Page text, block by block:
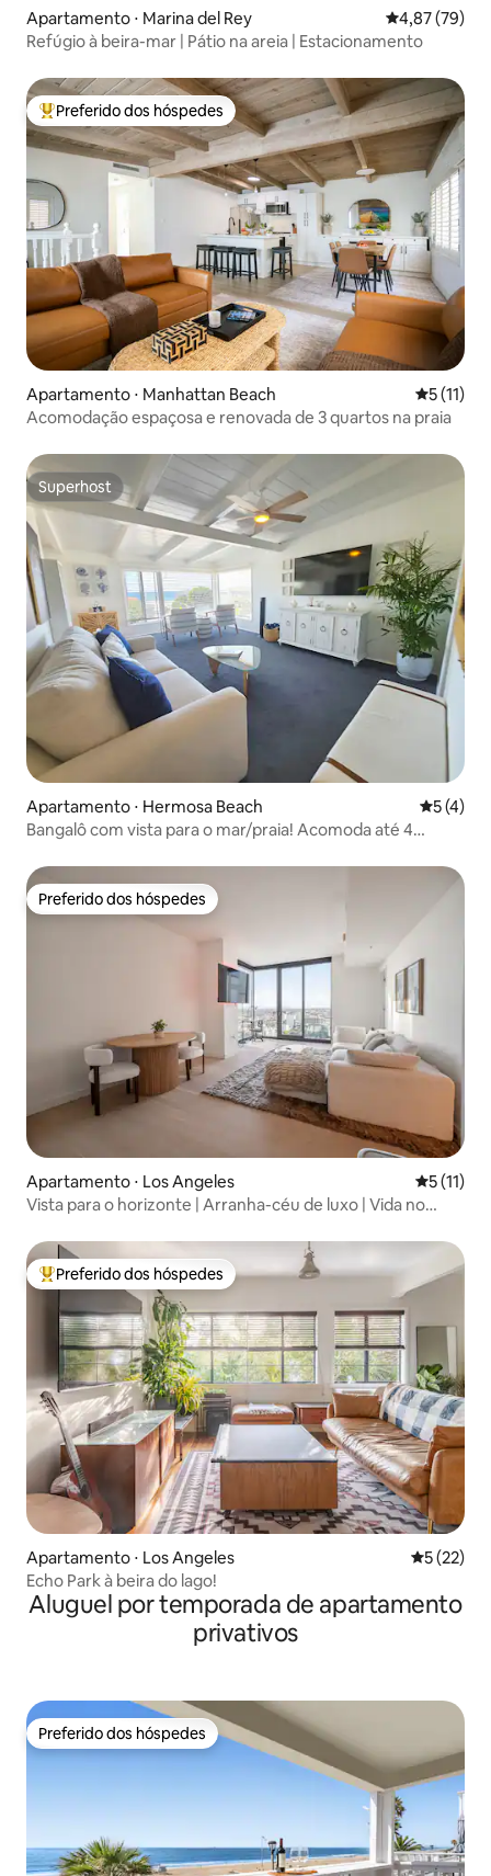
Apartamento ⋅ Marina del Rey 4,87 de uma
4,87 (79)
Refúgio à beira-mar | Pátio na areia | Estacionamento
Entre os melhores preferidos dos hóspedes
Preferido dos hóspedes
Apartamento ⋅ Manhattan Beach 5 de uma
5 (11)
Acomodação espaçosa e renovada de 3 quartos na praia
Superhost
Superhost
Apartamento ⋅ Hermosa Beach 5 de
5 (4)
Bangalô com vista para o mar/praia! Acomoda até 4
Preferido dos hóspedes
Preferido dos hóspedes
Apartamento ⋅ Los Angeles 5 de uma
5 (11)
Vista para o horizonte | Arranha-céu de luxo | Vida no
Entre os melhores preferidos dos hóspedes
Preferido dos hóspedes
Apartamento ⋅ Los Angeles 5 de uma
5 (22)
Echo Park à beira do lago!
Aluguel por temporada de apartamento
privativos
Preferido dos hóspedes
Preferido dos hóspedes